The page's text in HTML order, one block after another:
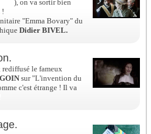
), on va sortir bien
!
"Emma Bovary" du
Didier BIVEL.
le fameux
sur "L'invention du
c'est étrange ! Il va